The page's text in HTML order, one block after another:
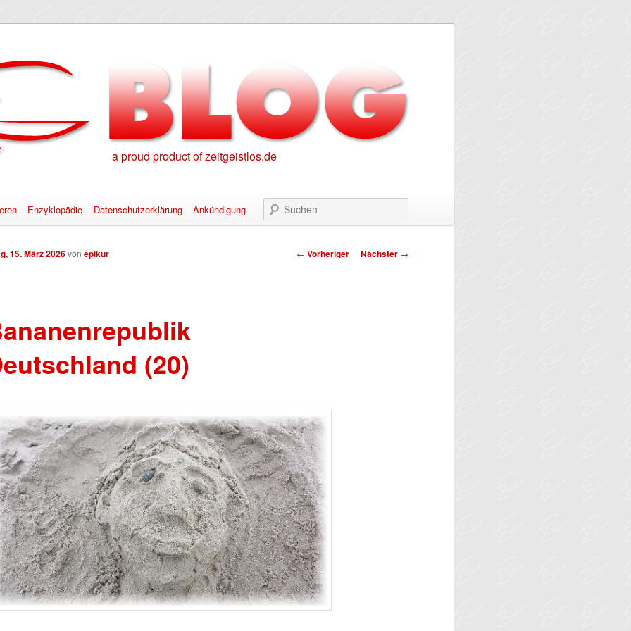
a proud product of zeitgeistlos.de
springen
springen
Enzyklopädie Datenschutzerklärung Ankündigung
Beitragsnavigation
← Vorheriger Nächster →
(20)
15. März 2026von epikur